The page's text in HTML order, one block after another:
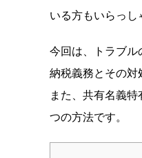
いる方もいらっし
今回は、トラブル
納税義務とその対
また、共有名義
つの方法です。